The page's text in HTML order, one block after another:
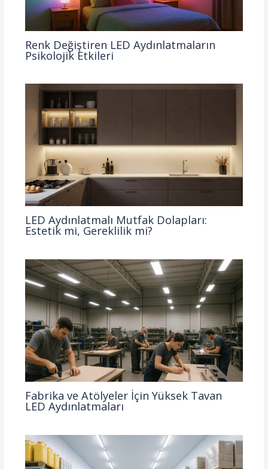
Renk Değiştiren LED Aydınlatmaların
Psikolojik Etkileri
LED Aydınlatmalı Mutfak Dolapları:
Estetik mi, Gereklilik mi?
Fabrika ve Atölyeler İçin Yüksek Tavan
LED Aydınlatmaları